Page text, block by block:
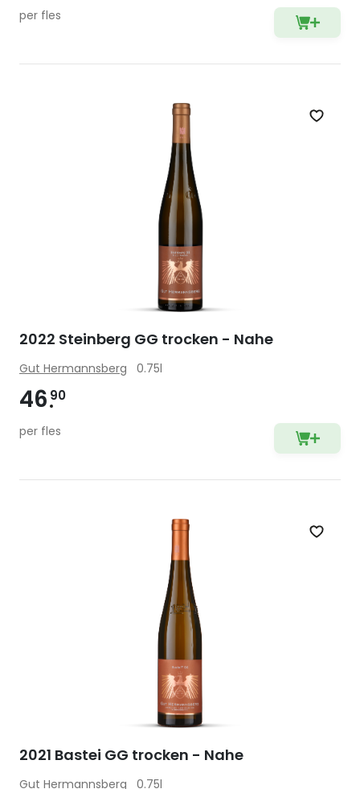
per fles
Zet
2022 Steinberg GG trocken - Nahe
Gut Hermannsberg 0.75l
46 90
per fles
Zet
2021 Bastei GG trocken - Nahe
Gut Hermannsberg 0.75l